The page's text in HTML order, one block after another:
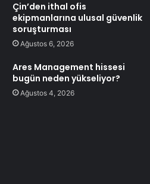
Çin’den ithal ofis
ekipmanlarına ulusal güvenlik
soruşturması
Ağustos 6, 2026
Ares Management hissesi
bugün neden yükseliyor?
Ağustos 4, 2026